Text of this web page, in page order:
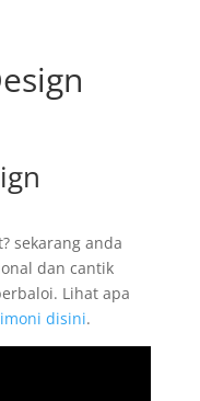
sekarang anda
dan cantik
Lihat apa
disini.